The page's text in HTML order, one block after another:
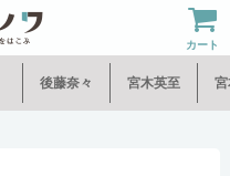
カート
後藤奈々 宮木英至 宮